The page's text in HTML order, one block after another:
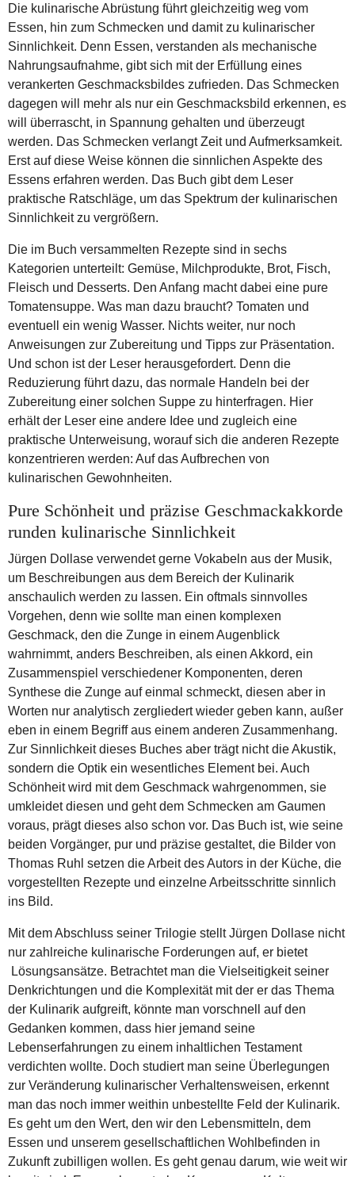
Die kulinarische Abrüstung führt gleichzeitig weg vom
Essen, hin zum Schmecken und damit zu kulinarischer
Sinnlichkeit. Denn Essen, verstanden als mechanische
Nahrungsaufnahme, gibt sich mit der Erfüllung eines
verankerten Geschmacksbildes zufrieden. Das Schmecken
dagegen will mehr als nur ein Geschmacksbild erkennen, es
will überrascht, in Spannung gehalten und überzeugt
werden. Das Schmecken verlangt Zeit und Aufmerksamkeit.
Erst auf diese Weise können die sinnlichen Aspekte des
Essens erfahren werden. Das Buch gibt dem Leser
praktische Ratschläge, um das Spektrum der kulinarischen
Sinnlichkeit zu vergrößern.
Die im Buch versammelten Rezepte sind in sechs
Kategorien unterteilt: Gemüse, Milchprodukte, Brot, Fisch,
Fleisch und Desserts. Den Anfang macht dabei eine pure
Tomatensuppe. Was man dazu braucht? Tomaten und
eventuell ein wenig Wasser. Nichts weiter, nur noch
Anweisungen zur Zubereitung und Tipps zur Präsentation.
Und schon ist der Leser herausgefordert. Denn die
Reduzierung führt dazu, das normale Handeln bei der
Zubereitung einer solchen Suppe zu hinterfragen. Hier
erhält der Leser eine andere Idee und zugleich eine
praktische Unterweisung, worauf sich die anderen Rezepte
konzentrieren werden: Auf das Aufbrechen von
kulinarischen Gewohnheiten.
Pure Schönheit und präzise Geschmackakkorde
runden kulinarische Sinnlichkeit
Jürgen Dollase verwendet gerne Vokabeln aus der Musik,
um Beschreibungen aus dem Bereich der Kulinarik
anschaulich werden zu lassen. Ein oftmals sinnvolles
Vorgehen, denn wie sollte man einen komplexen
Geschmack, den die Zunge in einem Augenblick
wahrnimmt, anders Beschreiben, als einen Akkord, ein
Zusammenspiel verschiedener Komponenten, deren
Synthese die Zunge auf einmal schmeckt, diesen aber in
Worten nur analytisch zergliedert wieder geben kann, außer
eben in einem Begriff aus einem anderen Zusammenhang.
Zur Sinnlichkeit dieses Buches aber trägt nicht die Akustik,
sondern die Optik ein wesentliches Element bei. Auch
Schönheit wird mit dem Geschmack wahrgenommen, sie
umkleidet diesen und geht dem Schmecken am Gaumen
voraus, prägt dieses also schon vor. Das Buch ist, wie seine
beiden Vorgänger, pur und präzise gestaltet, die Bilder von
Thomas Ruhl setzen die Arbeit des Autors in der Küche, die
vorgestellten Rezepte und einzelne Arbeitsschritte sinnlich
ins Bild.
Mit dem Abschluss seiner Trilogie stellt Jürgen Dollase nicht
nur zahlreiche kulinarische Forderungen auf, er bietet
Lösungsansätze. Betrachtet man die Vielseitigkeit seiner
Denkrichtungen und die Komplexität mit der er das Thema
der Kulinarik aufgreift, könnte man vorschnell auf den
Gedanken kommen, dass hier jemand seine
Lebenserfahrungen zu einem inhaltlichen Testament
verdichten wollte. Doch studiert man seine Überlegungen
zur Veränderung kulinarischer Verhaltensweisen, erkennt
man das noch immer weithin unbestellte Feld der Kulinarik.
Es geht um den Wert, den wir den Lebensmitteln, dem
Essen und unserem gesellschaftlichen Wohlbefinden in
Zukunft zubilligen wollen. Es geht genau darum, wie weit wir